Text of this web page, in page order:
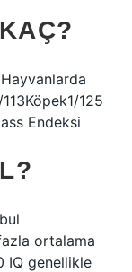
125
Endeksi
ortalama
IQ genellikle